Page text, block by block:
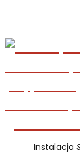
Instalacja